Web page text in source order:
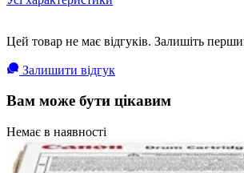
Цей товар не має відгуків. Залишіть
Залишити відгук
Вам може бути цікавим
Немає в наявності